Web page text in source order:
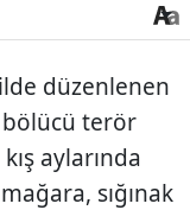
düzenlenen
terör
aylarında
sığınak